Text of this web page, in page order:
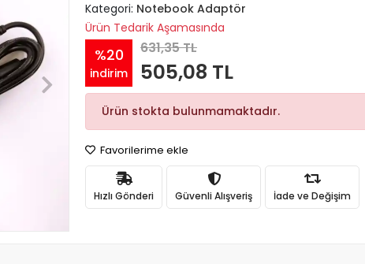
Kategori: Notebook Adaptör
Ürün Tedarik Aşamasında
%20
indirim
631,35 TL
505,08 TL
Ürün stokta bulunmamaktadır.
Favorilerime ekle
Hızlı Gönderi Güvenli Alışveriş İade ve Değişim